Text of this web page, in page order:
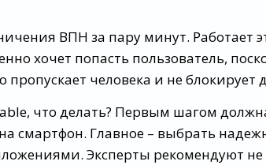
ВПН за пару минут. Работает
хочет попасть пользователь,
пропускает человека и не блокирует
что делать? Первым шагом
смартфон. Главное – выбрать
Эксперты рекомендуют